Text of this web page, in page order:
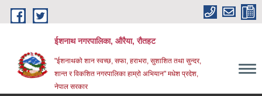
Skip to main content
ईशनाथ नगरपालिका, औरैया, रौतहट
"ईशनाथको शान स्वच्छ, सफा, हराभरा, सुशाशित तथा सुन्दर,
शान्त र विकशित नगरपालिका हाम्रो अभियान" मधेश प्रदेश,
नेपाल सरकार